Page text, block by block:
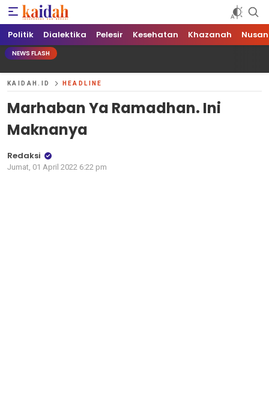
Kaidah.ID
Independen dan Berani
Politik Dialektika Pelesir Kesehatan Khazanah
NEWS FLASH
KAIDAH.ID HEADLINE
Marhaban Ya Ramadhan. Ini
Maknanya
Redaksi
Jumat, 01 April 2022 6:22 pm